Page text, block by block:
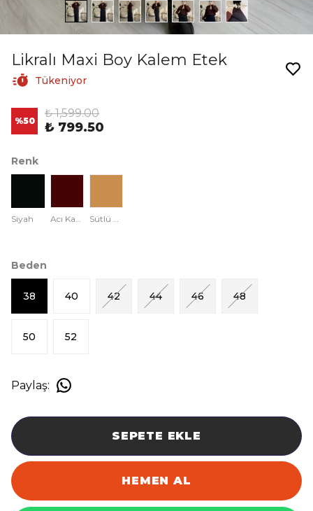
Likralı Maxi Boy Kalem Etek
Tükeniyor
%50
₺ 1,599.00
₺ 799.50
Renk
Siyah Acı Kahve Sütlü Kahve
Beden
38 40 42 44 46 48
50 52
Paylaş:
SEPETE EKLE
HEMEN AL